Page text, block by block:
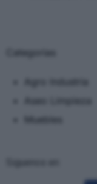
Categorias
Agro Industria
Aseo Limpieza
Muebles